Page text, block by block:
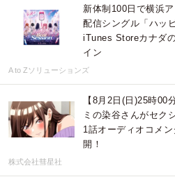
新体制100日で横浜
配信シングル「ハッ
iTunes Storeカナダ
イン
A to Zソリューションズ
【8月2日(日)25時00
ミの染谷さんがセク
1話オーディオコメ
開！
株式会社彗星社